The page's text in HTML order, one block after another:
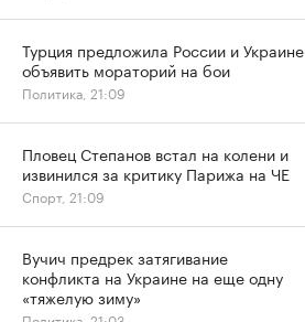
Турция предложила России и Украине
объявить мораторий на бои
Политика, 21:09
Пловец Степанов встал на колени и
извинился за критику Парижа на ЧЕ
Спорт, 21:09
Вучич предрек затягивание
конфликта на Украине на еще одну
«тяжелую зиму»